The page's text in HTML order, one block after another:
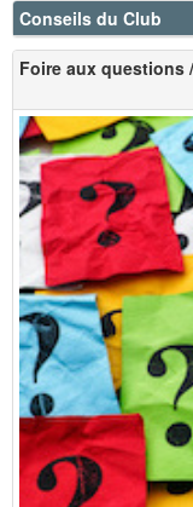
Conseils du Club
Foire aux questions